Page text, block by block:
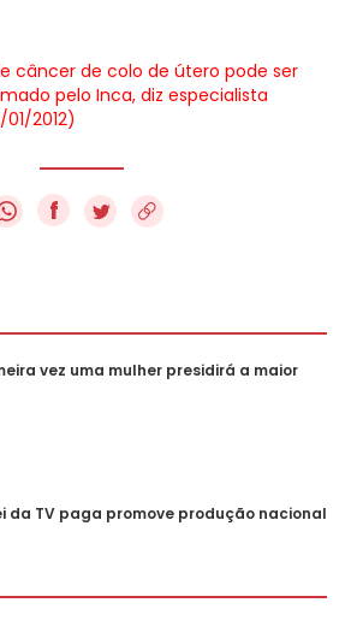
câncer de colo de útero pode ser
pelo Inca, diz especialista
2012)
f
vez uma mulher presidirá a maior
da TV paga promove produção nacional